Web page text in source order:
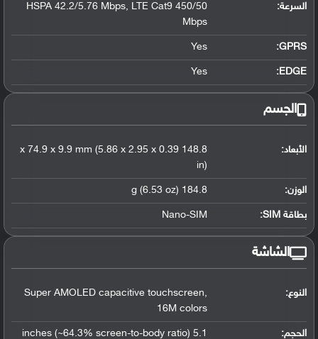
السرعة:
HSPA 42.2/5.76 Mbps, LTE Cat9 450/50
Mbps
GPRS:
Yes
EDGE:
Yes
الجسم
الأبعاد:
148.8 x 74.9 x 9.9 mm (5.86 x 2.95 x 0.39
in)
الوزن: 184.8 g (6.53 oz)
بطاقة SIM: Nano-SIM
الشاشة
النوع:
Super AMOLED capacitive touchscreen,
16M colors
الحجم: 5.1 inches (~64.3% screen-to-body ratio)